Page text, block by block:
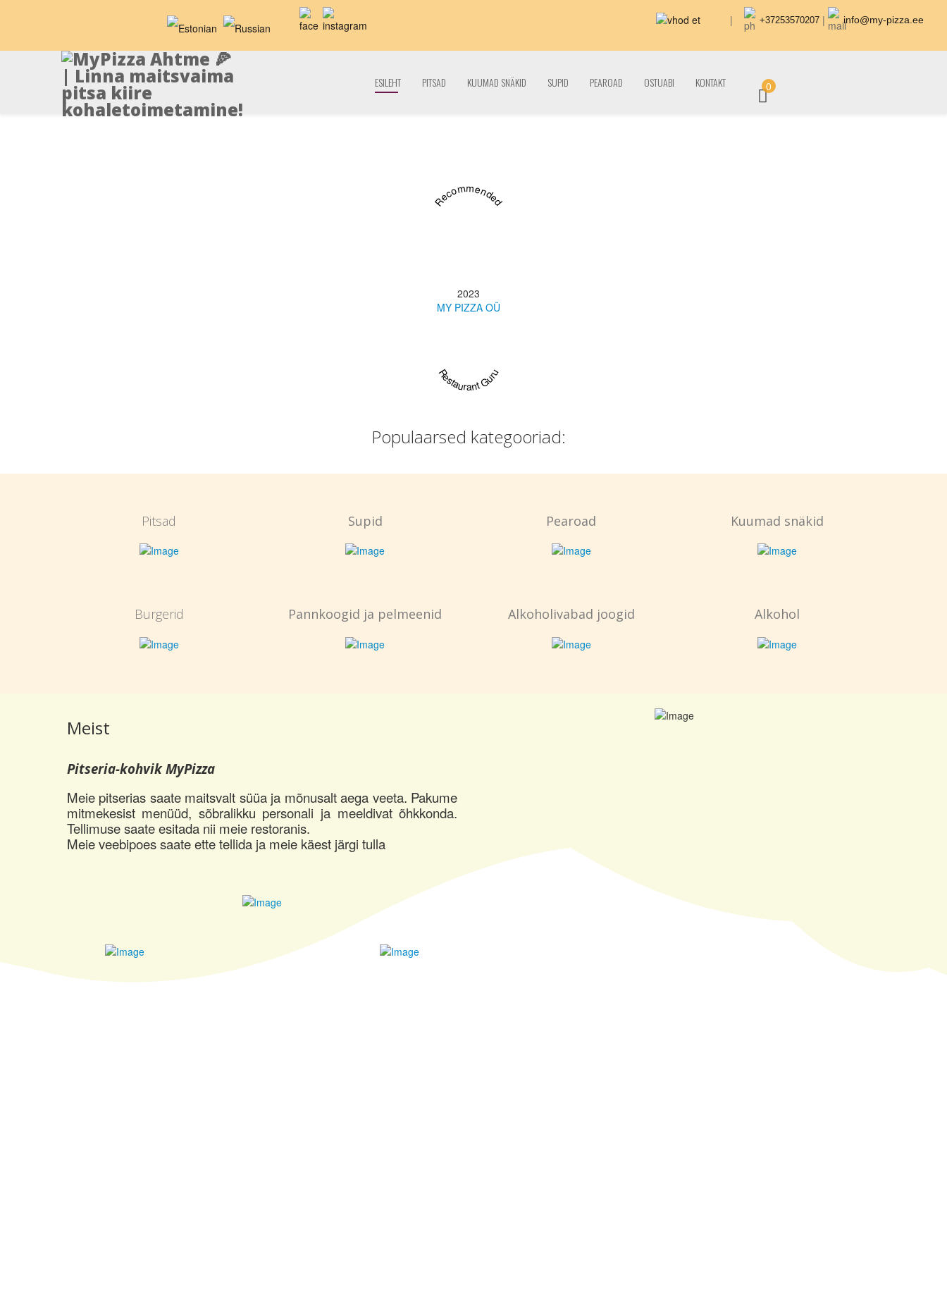
| +37253570207 | info@my-pizza.ee
ESILEHT PITSAD KUUMAD SNÄKID SUPID PEAROAD OSTUABI KONTAKT 0
Recommended
2023
MY PIZZA OÜ
Restaurant Guru
Populaarsed kategooriad:
Pitsad Supid Pearoad Kuumad snäkid
Burgerid Pannkoogid ja pelmeenid Alkoholivabad joogid Alkohol
Meist
Pitseria-kohvik MyPizza
Meie pitserias saate maitsvalt süüa ja mõnusalt aega veeta. Pakume
mitmekesist menüüd, sõbralikku personali ja meeldivat õhkkonda.
Tellimuse saate esitada nii meie restoranis.
Meie veebipoes saate ette tellida ja meie käest järgi tulla